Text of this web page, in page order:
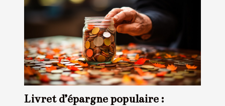
Livret d’épargne populaire :